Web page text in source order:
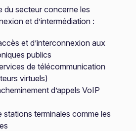
du secteur concerne les
et d’intermédiation :
et d’interconnexion aux
publics
de télécommunication
virtuels)
d’appels VoIP
stations terminales comme les